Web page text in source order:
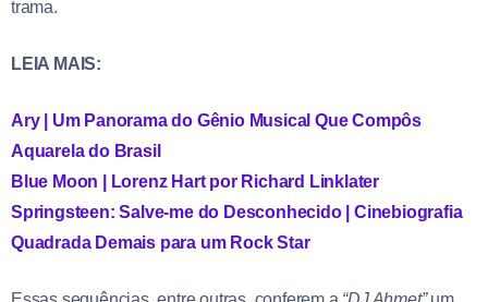
trama.
LEIA MAIS:
Ary | Um Panorama do Gênio Musical Que Compôs
Aquarela do Brasil
Blue Moon | Lorenz Hart por Richard Linklater
Springsteen: Salve-me do Desconhecido | Cinebiografia
Quadrada Demais para um Rock Star